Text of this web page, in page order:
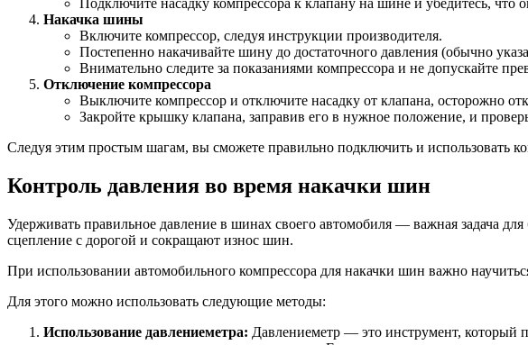
Накачка шины
Включите компрессор, следуя инструкции производителя.
Постепенно накачивайте шину до достаточного давления (обычно
Внимательно следите за показаниями компрессора и не допускайте
Отключение компрессора
Выключите компрессор и отключите насадку от клапана, осторожно
Закройте крышку клапана, заправив его в нужное положение, и
Следуя этим простым шагам, вы сможете правильно подключить и использовать
Контроль давления во время накачки шин
Удерживать правильное давление в шинах своего автомобиля — важная задача
сцепление с дорогой и сокращают износ шин.
При использовании автомобильного компрессора для накачки шин важно
Для этого можно использовать следующие методы:
Использование давлениеметра: Давлениеметр — это инструмент, который